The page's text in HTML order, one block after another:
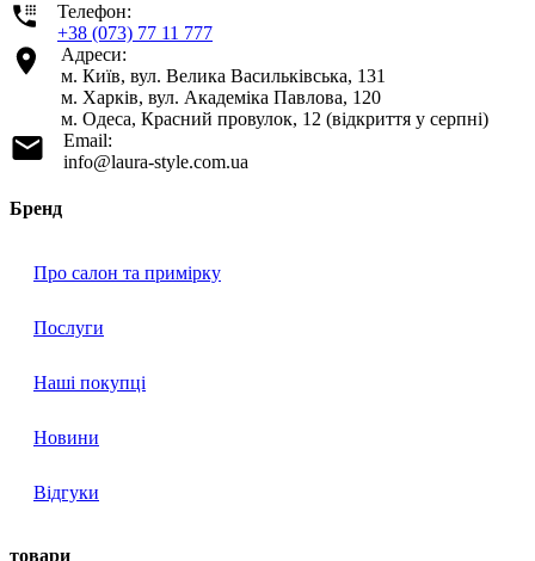
Телефон:
+38 (073) 77 11 777
Адреси:
м. Київ, вул. Велика Васильківська, 131
м. Харків, вул. Академіка Павлова, 120
м. Одеса, Красний провулок, 12 (відкриття у серпні)
Email:
info@laura-style.com.ua
Бренд
Про салон та примірку
Послуги
Наші покупці
Новини
Відгуки
товари